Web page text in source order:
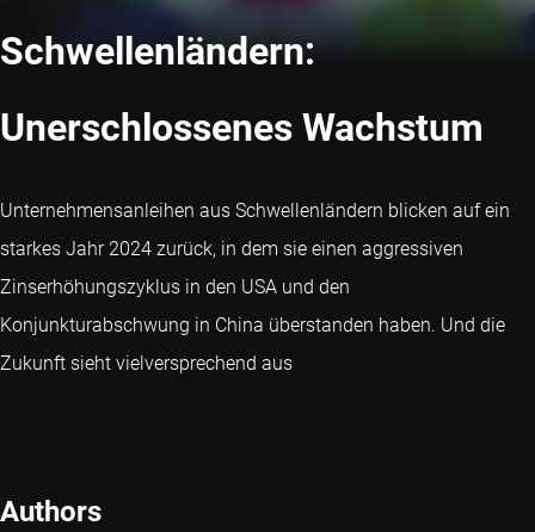
Schwellenländern:
Unerschlossenes Wachstum
Unternehmensanleihen aus Schwellenländern blicken auf ein
starkes Jahr 2024 zurück, in dem sie einen aggressiven
Zinserhöhungszyklus in den USA und den
Konjunkturabschwung in China überstanden haben. Und die
Zukunft sieht vielversprechend aus
Authors